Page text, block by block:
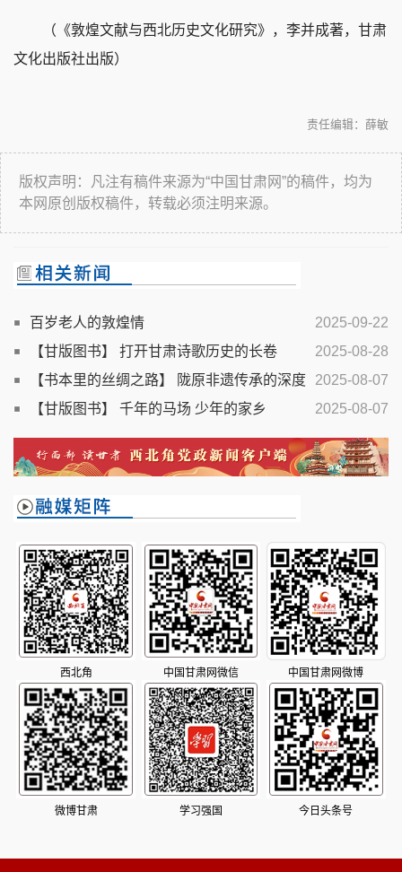
（《敦煌文献与西北历史文化研究》，李并成著，甘肃
文化出版社出版）
责任编辑：薛敏
版权声明：凡注有稿件来源为“中国甘肃网”的稿件，均为
本网原创版权稿件，转载必须注明来源。
2025-09-22
百岁老人的敦煌情
2025-08-28
【甘版图书】 打开甘肃诗歌历史的长卷
2025-08-07
【书本里的丝绸之路】 陇原非遗传承的深度
书写
2025-08-07
【甘版图书】 千年的马场 少年的家乡
西北角 中国甘肃网微信 中国甘肃网微博
微博甘肃 学习强国 今日头条号